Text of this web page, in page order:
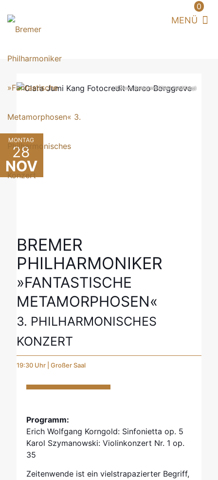
0
MONTAG
28
NOV
© Marco Borggreve (Clara Jumi Kang)
BREMER
PHILHARMONIKER
»FANTASTISCHE
METAMORPHOSEN«
3. PHILHARMONISCHES
KONZERT
19:30 Uhr | Großer Saal
Programm:
Erich Wolfgang Korngold: Sinfonietta op. 5
Karol Szymanowski: Violinkonzert Nr. 1 op.
35
Zeitenwende ist ein vielstrapazierter Begriff,